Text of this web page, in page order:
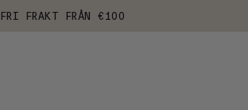
FRI FRAKT FRÅN €100